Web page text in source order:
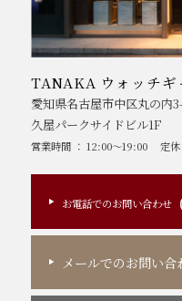
TANAKA ウォッチギ
愛知県名古屋市中区丸の内
久屋パークサイドビル1F
営業時間 ： 12:00～19:00 定
お電話でのお問い合わせ
メールでのお問い合